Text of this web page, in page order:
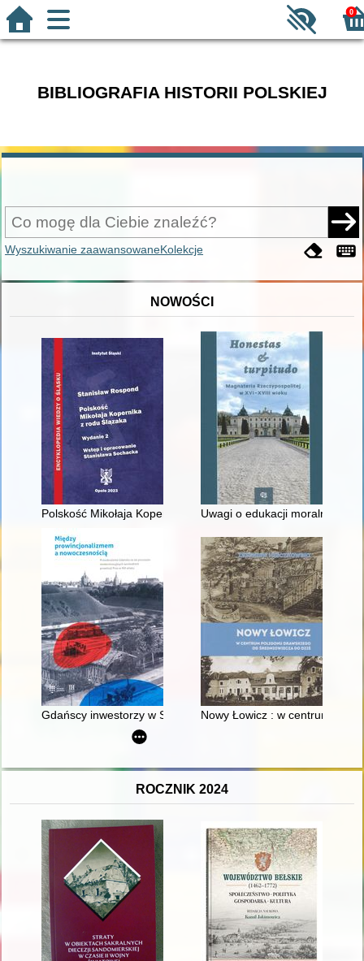
0
BIBLIOGRAFIA HISTORII POLSKIEJ
Wyszukiwanie zaawansowaneKolekcje
NOWOŚCI
Polskość Mikołaja Kopernika z rodu ŚlązakaUwagi o edukacji moralnej
Gdańscy inwestorzy w Sopocie : prestiż finansowy i
Nowy Łowicz : w centrum
ROCZNIK 2024